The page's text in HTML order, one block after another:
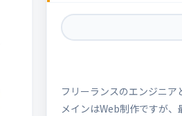
フリーランスのエンジニア
メインはWeb制作ですが